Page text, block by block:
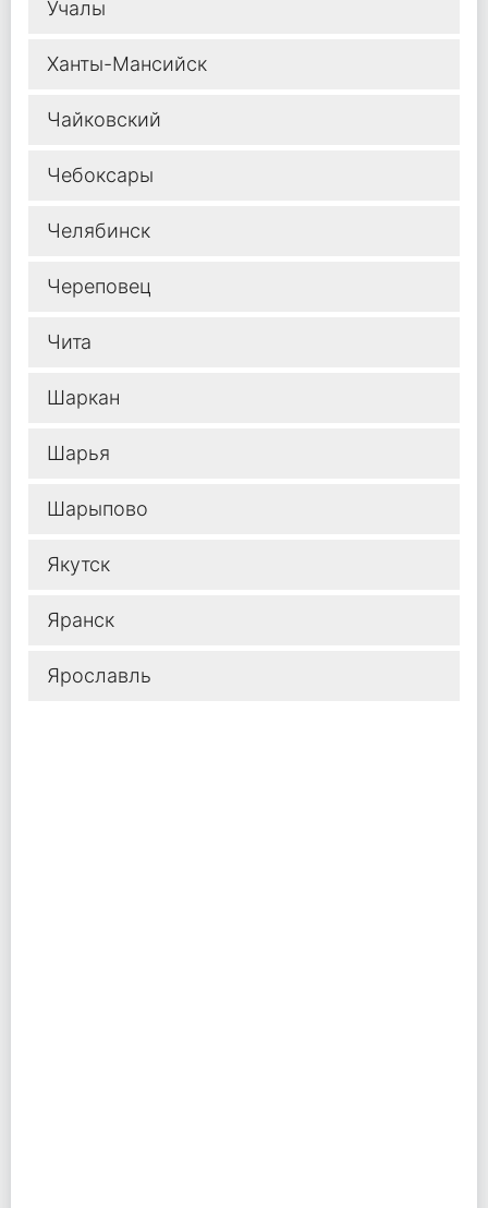
Учалы
Ханты-Мансийск
Чайковский
Чебоксары
Челябинск
Череповец
Чита
Шаркан
Шарья
Шарыпово
Якутск
Яранск
Ярославль